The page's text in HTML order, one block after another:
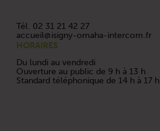
Tél. 02 31 21 42 27
accueil@isigny-omaha-intercom.fr
HORAIRES
Du lundi au vendredi
Ouverture au public de 9 h à 13 h
Standard téléphonique de 14 h à 17 h